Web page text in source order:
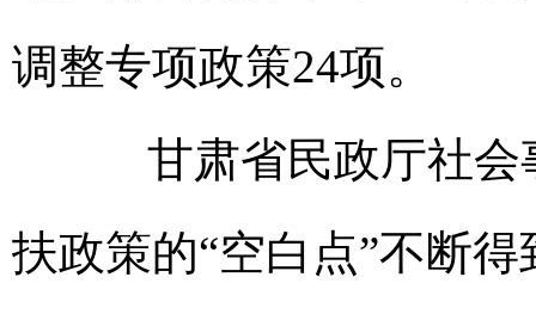
调整专项政策24项。
甘肃省民政厅社会
扶政策的“空白点”不断